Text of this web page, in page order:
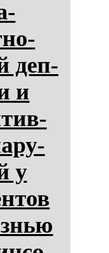
деп­
и
у